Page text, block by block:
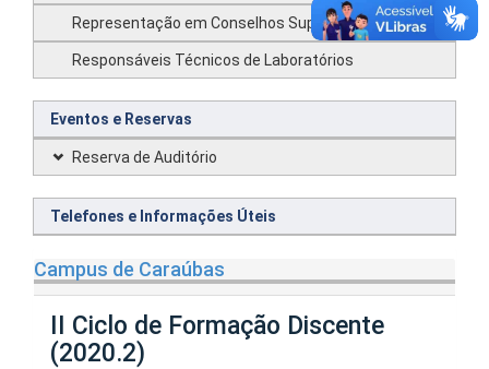
Representação em Conselhos Superiores
Responsáveis Técnicos de Laboratórios
Eventos e Reservas
Reserva de Auditório
Telefones e Informações Úteis
Campus de Caraúbas
II Ciclo de Formação Discente
(2020.2)